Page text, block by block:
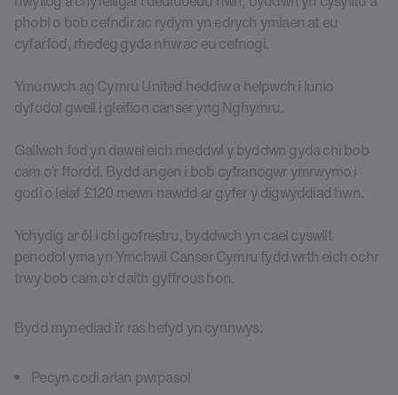
phobl o bob cefndir ac rydym yn edrych ymlaen at eu
cyfarfod, rhedeg gyda nhw ac eu cefnogi.
Ymunwch ag Cymru United heddiw a helpwch i lunio
dyfodol gwell i gleifion canser yng Nghymru.
Gallwch fod yn dawel eich meddwl y byddwn gyda chi bob
cam o’r ffordd. Bydd angen i bob cyfranogwr ymrwymo i
godi o leiaf £120 mewn nawdd ar gyfer y digwyddiad hwn.
Ychydig ar ôl i chi gofrestru, byddwch yn cael cyswllt
penodol yma yn Ymchwil Canser Cymru fydd wrth eich ochr
trwy bob cam o’r daith gyffrous hon.
Bydd mynediad i’r ras hefyd yn cynnwys:
Pecyn codi arian pwrpasol